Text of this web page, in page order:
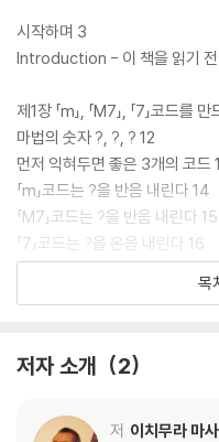
시작하며 3
Introduction - 이 책을 읽기
제1장 「m」, 「M7」, 「7」코드를
마법의 숫자 ?, ?, ? 12
먼저 익혀두면 좋은 3개의 코드
「m」코드는 ?을 반음 내린다 14
「M7」코드는 ?을 반음 내린다 15
「7」코드는 ?을 온음 내린다 16
「mM7」코드는 「m」과 「M7」
「m7」코드는 「m」과 「7」코드
복습 테스트 22
목
저자 소개 2
저 이치무라 마